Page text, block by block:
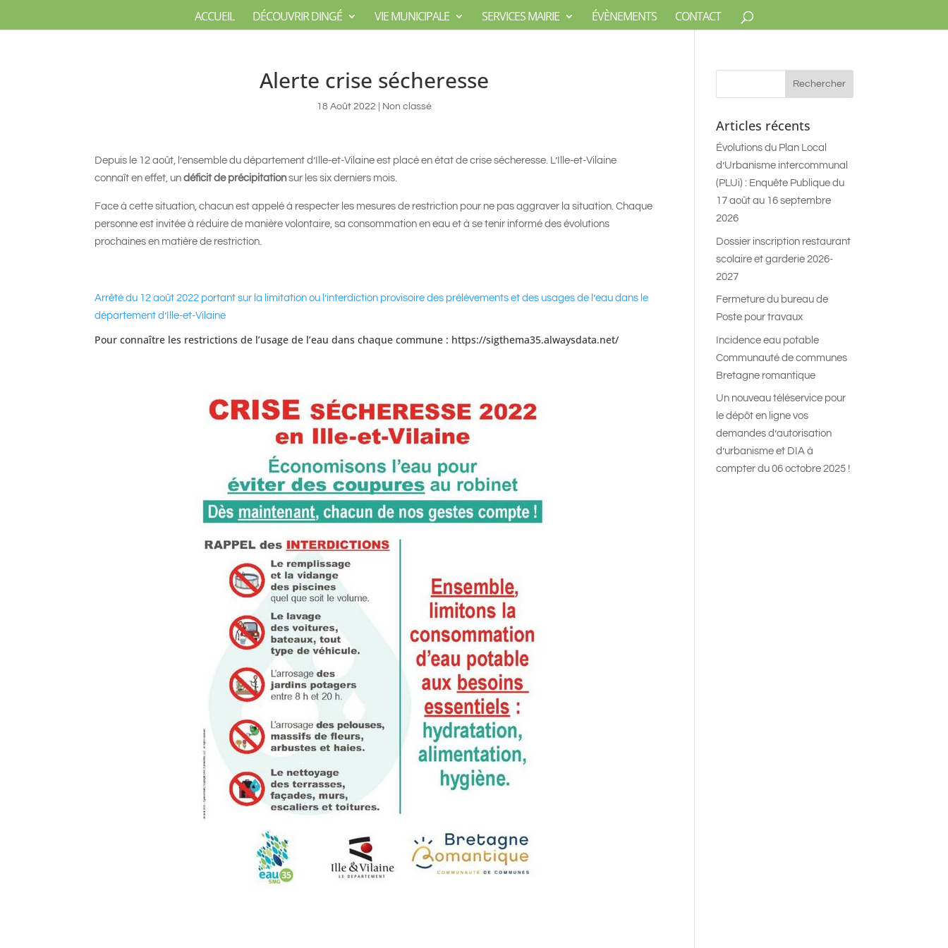
ACCUEIL DÉCOUVRIR DINGÉ VIE MUNICIPALE SERVICES MAIRIE ÉVÈNEMENTS CONTACT
Alerte crise sécheresse
18 Août 2022 Non classé
Depuis le 12 août, l’ensemble du département d’Ille-et-Vilaine est placé en état de crise sécheresse. L’Ille-et-Vilaine
connaît en effet, undéficit de précipitationsur les six derniers mois.
Face à cette situation, chacun est appelé à respecter les mesures de restriction pour ne pas aggraver la situation. Chaque
personne est invitée à réduire de manière volontaire, sa consommation en eau et à se tenir informé des évolutions
prochaines en matière de restriction.
Arrêté du 12 août 2022 portant sur la limitation ou l’interdiction provisoire des prélèvements et des usages de l’eau dans le
département d’Ille-et-Vilaine
Pour connaître les restrictions de l’usage de l’eau dans chaque commune : https://sigthema35.alwaysdata.net/
Articles récents
Évolutions du Plan Local
d’Urbanisme intercommunal
(PLUi) : Enquête Publique du
17 août au 16 septembre
2026
Dossier inscription restaurant
scolaire et garderie 2026-
2027
Fermeture du bureau de
Poste pour travaux
Incidence eau potable
Communauté de communes
Bretagne romantique
Un nouveau téléservice pour
le dépôt en ligne vos
demandes d’autorisation
d’urbanisme et DIA à
compter du 06 octobre 2025 !